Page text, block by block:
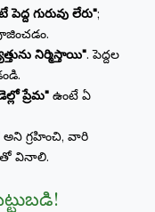
పెద్ద గురువు లేరు";
నిర్మిస్తాయి". పెద్దల
ప్రేమ" ఉంటే ఏ
అని గ్రహించి, వారి
వినాలి.